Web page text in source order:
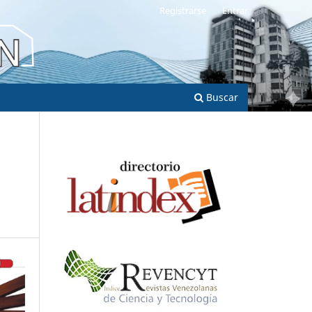
Buscar
Registrarse Entrar